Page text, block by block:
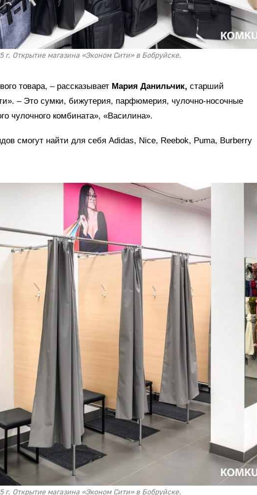
г. Открытие магазина «Эконом Сити» в Бобруйске.
товара, – рассказывает Мария Данильчик, старший
– Это сумки, бижутерия, парфюмерия, чулочно-носочные
чулочного комбината», «Василина».
смогут найти для себя Adidas, Nice, Reebok, Puma, Burberry
г. Открытие магазина «Эконом Сити» в Бобруйске.